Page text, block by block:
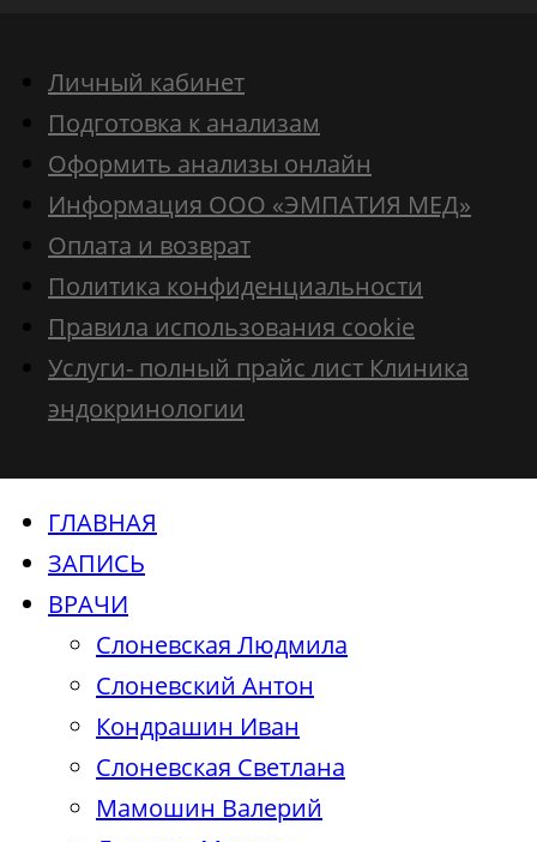
Личный кабинет
Подготовка к анализам
Оформить анализы онлайн
Информация ООО «ЭМПАТИЯ МЕД»
Оплата и возврат
Политика конфиденциальности
Правила использования cookie
Услуги- полный прайс лист Клиника
эндокринологии
ГЛАВНАЯ
ЗАПИСЬ
ВРАЧИ
Слоневская Людмила
Слоневский Антон
Кондрашин Иван
Слоневская Светлана
Мамошин Валерий